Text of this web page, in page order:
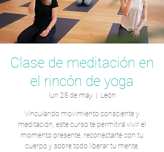
Clase de meditación en
el rincón de yoga
lun 25 de may
  |
León
Vinculando movimiento consciente y
meditación, este curso te permitirá vivir el
momento presente, reconectarte con tu
cuerpo y sobre todo liberar tu mente.